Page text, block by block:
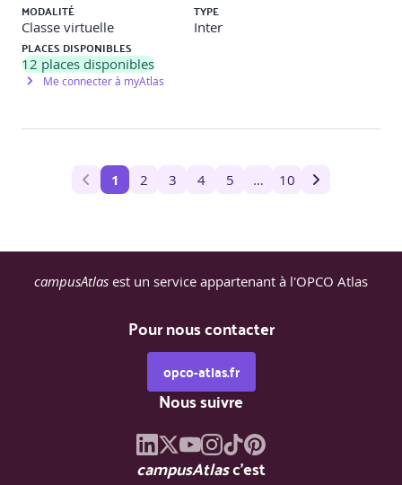
MODALITÉ
Classe virtuelle
TYPE
Inter
PLACES DISPONIBLES
12 places disponibles
Me connecter à myAtlas
1 2 3 4 5 … 10
campusAtlas est un service appartenant à l'OPCO Atlas
Pour nous contacter
opco-atlas.fr
Nous suivre
campusAtlasc'est